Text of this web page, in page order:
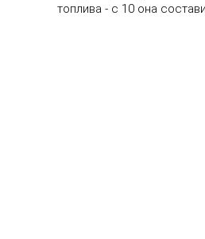
топлива - с 10 она